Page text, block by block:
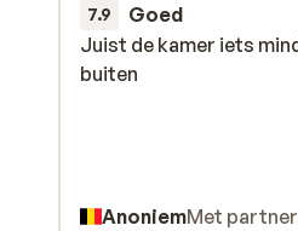
7.9 Goed
Juist de kamer iets
buiten
Juist de kamer iets
buiten
AnoniemMet partner